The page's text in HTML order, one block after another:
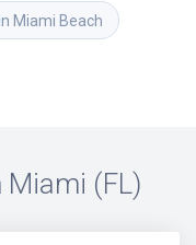
Miami Beach
Miami (FL)